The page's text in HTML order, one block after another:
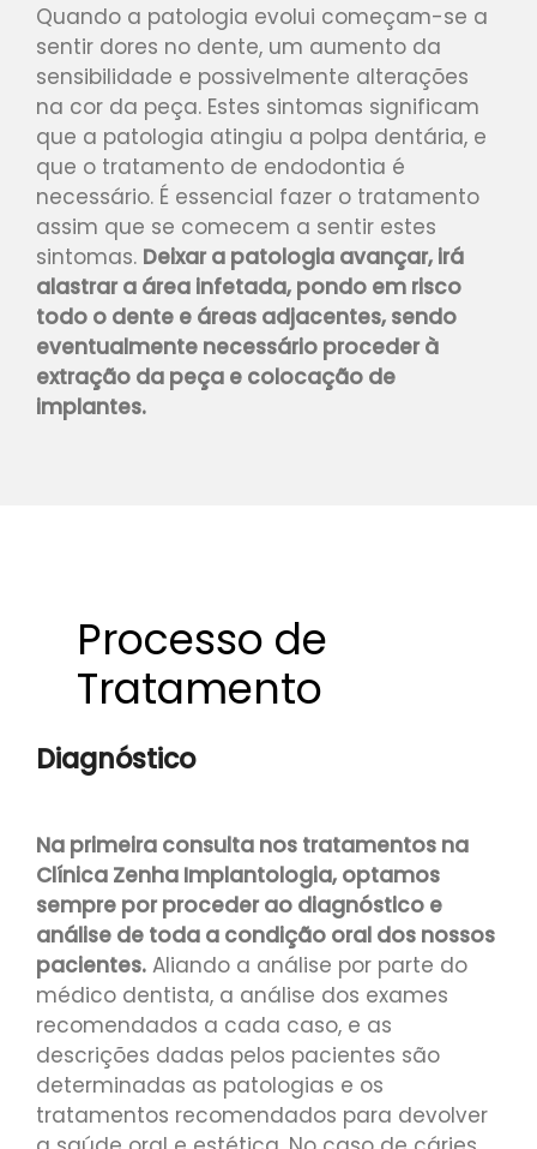
Quando a patologia evolui começam-se a
sentir dores no dente, um aumento da
sensibilidade e possivelmente alterações
na cor da peça. Estes sintomas significam
que a patologia atingiu a polpa dentária, e
que o tratamento de endodontia é
necessário. É essencial fazer o tratamento
assim que se comecem a sentir estes
sintomas. Deixar a patologia avançar, irá
alastrar a área infetada, pondo em risco
todo o dente e áreas adjacentes, sendo
eventualmente necessário proceder à
extração da peça e colocação de
implantes.
Processo de
Tratamento
Diagnóstico
Na primeira consulta nos tratamentos na
Clínica Zenha Implantologia, optamos
sempre por proceder ao diagnóstico e
análise de toda a condição oral dos nossos
pacientes.Aliando a análise por parte do
médico dentista, a análise dos exames
recomendados a cada caso, e as
descrições dadas pelos pacientes são
determinadas as patologias e os
tratamentos recomendados para devolver